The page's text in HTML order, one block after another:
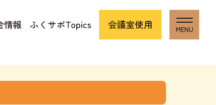
情報 ふくサポTopics 会議室使用